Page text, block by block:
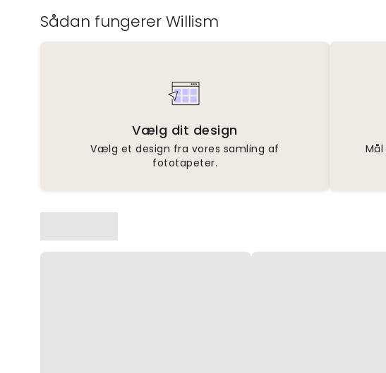
Sådan fungerer Willism
Vælg dit design
Vælg et design fra vores samling af
fototapeter.